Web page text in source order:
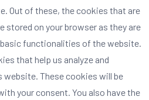
Out of these, the cookies that are
stored on your browser as they are
functionalities of the website.
that help us analyze and
website. These cookies will be
your consent. You also have the